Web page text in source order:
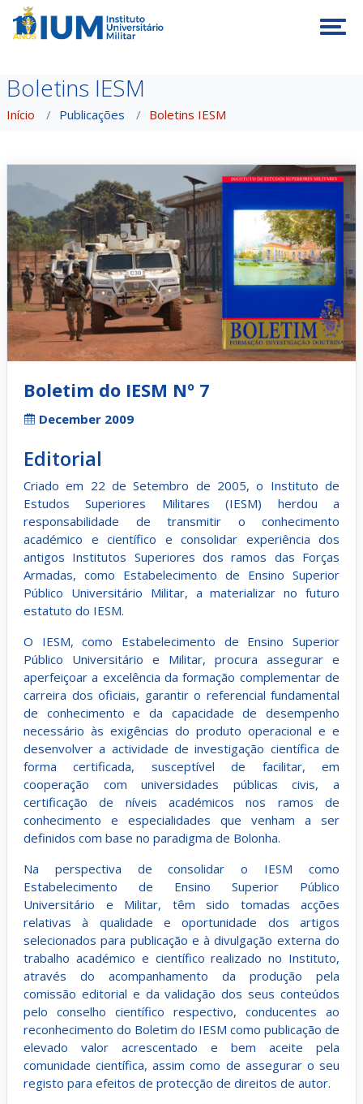
Boletins IESM
Início Publicações Boletins IESM
Boletim do IESM Nº 7
December 2009
Editorial
Criado em 22 de Setembro de 2005, o Instituto de
Estudos Superiores Militares (IESM) herdou a
responsabilidade de transmitir o conhecimento
académico e científico e consolidar experiência dos
antigos Institutos Superiores dos ramos das Forças
Armadas, como Estabelecimento de Ensino Superior
Público Universitário Militar, a materializar no futuro
estatuto do IESM.
O IESM, como Estabelecimento de Ensino Superior
Público Universitário e Militar, procura assegurar e
aperfeiçoar a excelência da formação complementar de
carreira dos oficiais, garantir o referencial fundamental
de conhecimento e da capacidade de desempenho
necessário às exigências do produto operacional e e
desenvolver a actividade de investigação científica de
forma certificada, susceptível de facilitar, em
cooperação com universidades públicas civis, a
certificação de níveis académicos nos ramos de
conhecimento e especialidades que venham a ser
definidos com base no paradigma de Bolonha.
Na perspectiva de consolidar o IESM como
Estabelecimento de Ensino Superior Público
Universitário e Militar, têm sido tomadas acções
relativas à qualidade e oportunidade dos artigos
selecionados para publicação e à divulgação externa do
trabalho académico e científico realizado no Instituto,
através do acompanhamento da produção pela
comissão editorial e da validação dos seus conteúdos
pelo conselho científico respectivo, conducentes ao
reconhecimento do Boletim do IESM como publicação de
elevado valor acrescentado e bem aceite pela
comunidade científica, assim como de assegurar o seu
registo para efeitos de protecção de direitos de autor.